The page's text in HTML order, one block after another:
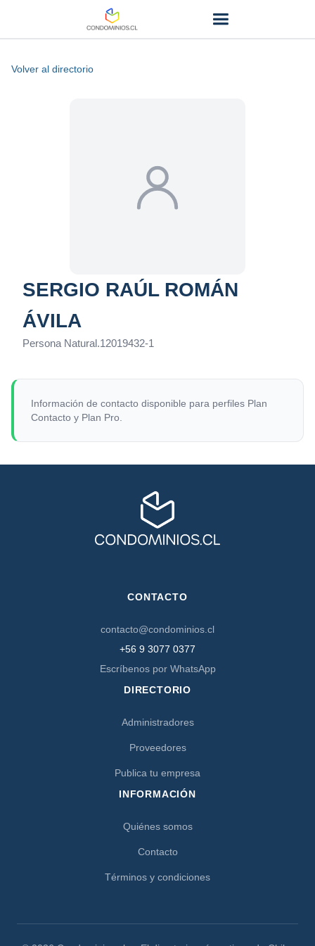
Volver al directorio
SERGIO RAÚL ROMÁN
ÁVILA
Persona Natural.12019432-1
Información de contacto disponible para perfiles Plan
Contacto y Plan Pro.
CONTACTO
contacto@condominios.cl
+56 9 3077 0377
Escríbenos por WhatsApp
DIRECTORIO
Administradores
Proveedores
Publica tu empresa
INFORMACIÓN
Quiénes somos
Contacto
Términos y condiciones